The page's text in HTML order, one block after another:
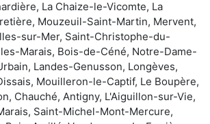
La Chaize-le-Vicomte, La
Mouzeuil-Saint-Martin, Mervent,
sur-Mer, Saint-Christophe-du-
Marais, Bois-de-Céné, Notre-Dame-
Landes-Genusson, Longèves,
Mouilleron-le-Captif, Le Boupère,
Chauché, Antigny, L'Aiguillon-sur-Vie,
Saint-Michel-Mont-Mercure,